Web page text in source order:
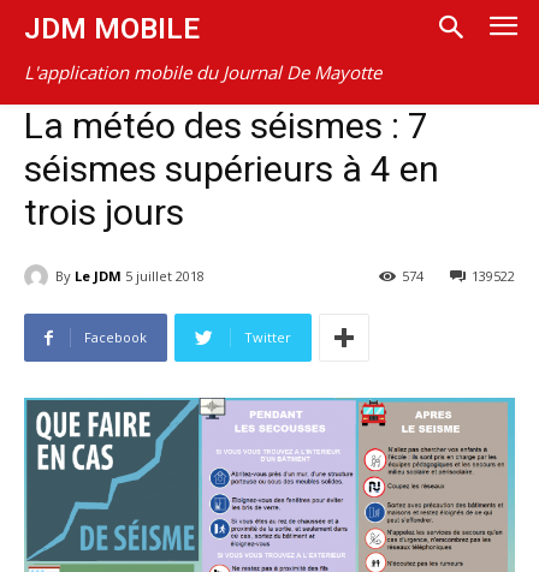
JDM MOBILE
L'application mobile du Journal De Mayotte
La météo des séismes : 7
séismes supérieurs à 4 en
trois jours
By Le JDM 5 juillet 2018 139522
574
Facebook Twitter